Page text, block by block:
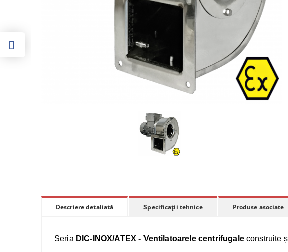
Descriere detaliată Specificații tehnice Produse asociate
Seria DIC-INOX/ATEX - Ventilatoarele centrifugaleconstruite